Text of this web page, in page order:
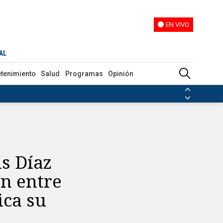
EN VIVO
Salud Programas Opinión
explica su mentalidad”
Díaz
entre
su